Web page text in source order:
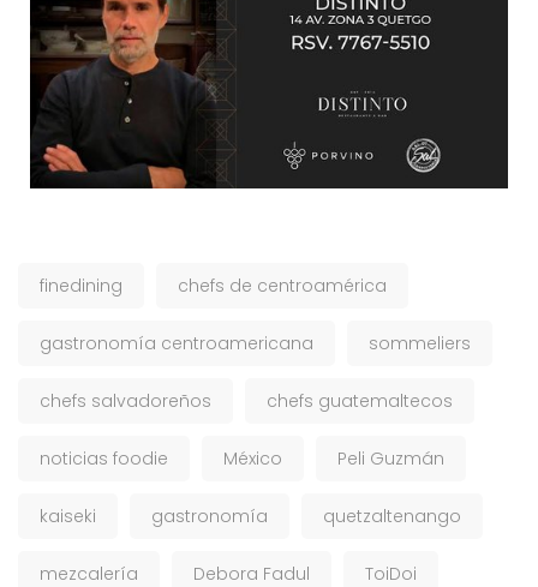
finedining chefs de centroamérica
gastronomía centroamericana sommeliers
chefs salvadoreños chefs guatemaltecos
noticias foodie México Peli Guzmán
kaiseki gastronomía quetzaltenango
mezcalería Debora Fadul ToiDoi